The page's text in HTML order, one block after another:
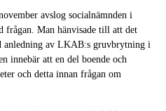
avslog socialnämnden i
frågan. Man hänvisade till att det
anledning av LKAB:s gruvbrytning i
innebär att en del boende och
och detta innan frågan om